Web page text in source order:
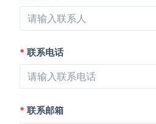
* 联系电话
* 联系邮箱